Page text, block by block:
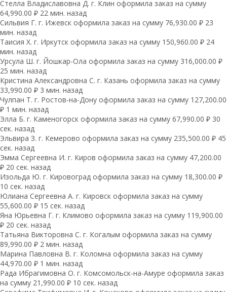
Стелла Владиславовна Д. г. Клин оформила заказ на сумму
64,990.00 ₽ 22 мин. назад
Сильвия Г. г. Ижевск оформила заказ на сумму 76,930.00 ₽ 23
мин. назад
Таисия Х. г. Иркутск оформила заказ на сумму 150,960.00 ₽ 24
мин. назад
Урсула Ш. г. Йошкар-Ола оформила заказ на сумму 316,000.00 ₽
25 мин. назад
Кристина Александровна С. г. Казань оформила заказ на сумму
33,990.00 ₽ 3 мин. назад
Чулпан Т. г. Ростов-на-Дону оформила заказ на сумму 127,200.00
₽ 1 мин. назад
Элла Б. г. Каменогорск оформила заказ на сумму 67,990.00 ₽ 30
сек. назад
Эльвира З. г. Кемерово оформила заказ на сумму 235,500.00 ₽ 45
сек. назад
Эмма Сергеевна И. г. Киров оформила заказ на сумму 47,200.00
₽ 20 сек. назад
Изольда Ю. г. Кировоград оформила заказ на сумму 18,300.00 ₽
10 сек. назад
Юлиана Сергеевна А. г. Кировск оформила заказ на сумму
55,600.00 ₽ 15 сек. назад
Яна Юрьевна Г. г. Климово оформила заказ на сумму 119,900.00
₽ 20 сек. назад
Татьяна Викторовна С. г. Когалым оформила заказ на сумму
89,990.00 ₽ 2 мин. назад
Марина Павловна В. г. Коломна оформила заказ на сумму
44,970.00 ₽ 1 мин. назад
Рада Ибрагимовна О. г. Комсомольск-на-Амуре оформила заказ
на сумму 21,990.00 ₽ 10 сек. назад